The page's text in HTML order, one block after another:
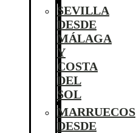
SEVILLA
DESDE
MÁLAGA
Y
COSTA
DEL
SOL
MARRUECOS
DESDE